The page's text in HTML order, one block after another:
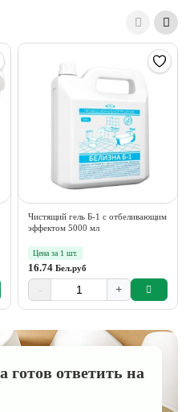
Чистящий гель Б-1 с отбеливающим
эффектом 5000 мл
Цена за 1 шт.
16.74 Бел.руб
- +
готов ответить на